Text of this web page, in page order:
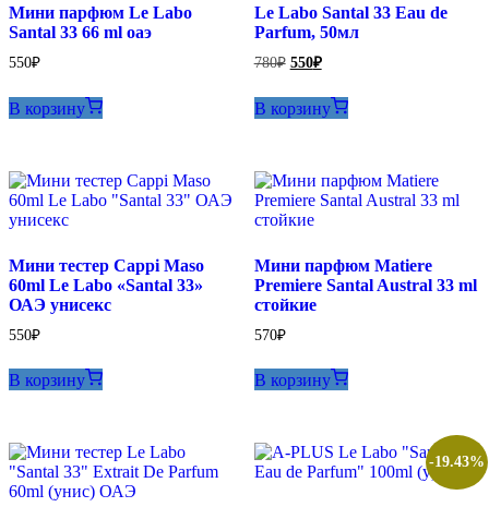
Мини парфюм Le Labo
Santal 33 66 ml оаэ
550₽
В корзину
Le Labo Santal 33 Eau de
Parfum, 50мл
780₽ Первоначальная
780₽.
550₽Текущая
550₽.
В корзину
Мини тестер Cappi Maso
60ml Le Labo «Santal 33»
ОАЭ унисекс
550₽
В корзину
Мини парфюм Matiere
Premiere Santal Austral 33 ml
стойкие
570₽
В корзину
-19.43%